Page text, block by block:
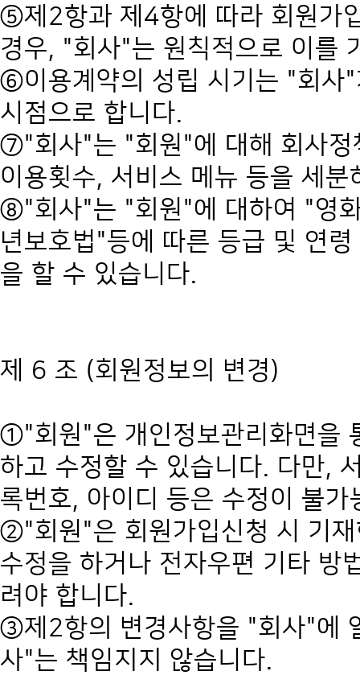
⑤제2항과 제4항에 따라 회원가
경우, "회사"는 원칙적으로 이를
⑥이용계약의 성립 시기는 "회사
시점으로 합니다.
⑦"회사"는 "회원"에 대해 회사정
이용횟수, 서비스 메뉴 등을 세
⑧"회사"는 "회원"에 대하여 "영
년보호법"등에 따른 등급 및 연
을 할 수 있습니다.
제 6 조 (회원정보의 변경)
①"회원"은 개인정보관리화면을
하고 수정할 수 있습니다. 다만,
록번호, 아이디 등은 수정이 불가
②"회원"은 회원가입신청 시 기
수정을 하거나 전자우편 기타 방
려야 합니다.
③제2항의 변경사항을 "회사"에
사"는 책임지지 않습니다.